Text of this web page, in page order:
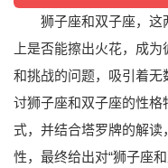
狮子座和双子座，这
上是否能擦出火花，成
和挑战的问题，吸引着
讨狮子座和双子座的性
式，并结合塔罗牌的解
性，最终给出对“狮子座